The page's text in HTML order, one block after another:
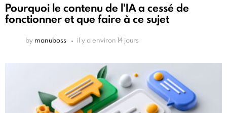
Pourquoi le contenu de l'IA a cessé de
fonctionner et que faire à ce sujet
by manuboss il y a environ 14 jours